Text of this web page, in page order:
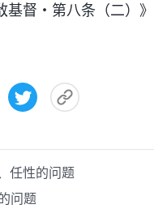
督・第八条（二）》
任性的问题
问题